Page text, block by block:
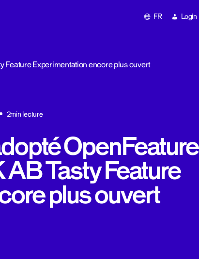
Login
FR
Feature Experimentation encore plus ouvert
2min lecture
OpenFeature
Tasty Feature
plus ouvert